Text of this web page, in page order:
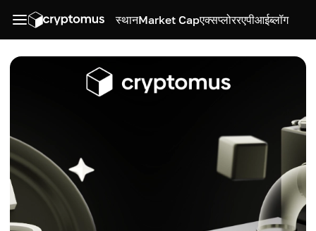
स्थानMarket Capएक्सप्लोररएपीआईब्लॉग